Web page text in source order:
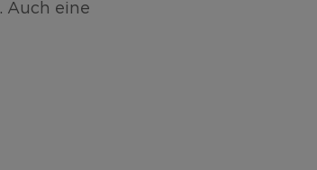
Auch eine